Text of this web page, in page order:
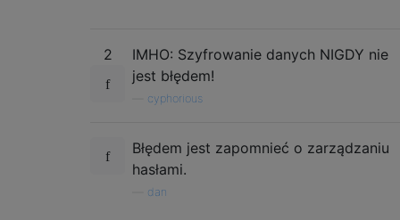
2
IMHO: Szyfrowanie danych NIGDY nie
jest błędem!
cyphorious
Błędem jest zapomnieć o zarządzaniu
hasłami.
dan